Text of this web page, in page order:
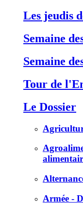
Les jeudis
Semaine
Semaine
Tour de
Le Dossier
Armée -